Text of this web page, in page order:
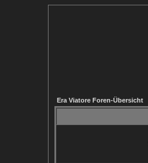
Era Viatore Foren-Übersicht